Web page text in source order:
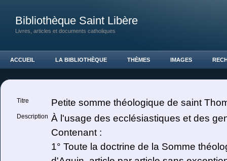
Bibliothèque Saint Libère
Livres, articles et documents catholiques
ACCUEIL LA BIBLIOTHÈQUE THÈMES IMAGES
Titre Petite somme théologique de saint
Description À l'usage des ecclésiastiques et des
Contenant :
1° Toute la doctrine de la Somme